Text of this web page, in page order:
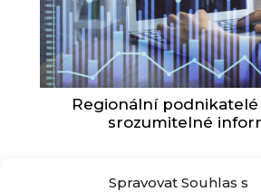
Spravovat Souhlas s
Regionální
srozumitelné